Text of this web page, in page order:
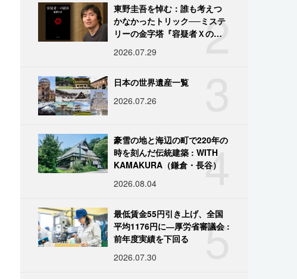
2
東野圭吾を悼む：誰も考えつ
かなかったトリック──ミステ
リーの金字塔『容疑者Ｘの献
2026.07.29
日本の世界遺産一覧
2026.07.26
4
豪雪の地と海辺の町で220年の
時を刻んだ伝統建築 : WITH
KAMAKURA（鎌倉・長谷）
2026.08.04
5
最低賃金55円引き上げ、全国
平均1176円に―厚労省審議会 :
前年度実績を下回る
2026.07.30